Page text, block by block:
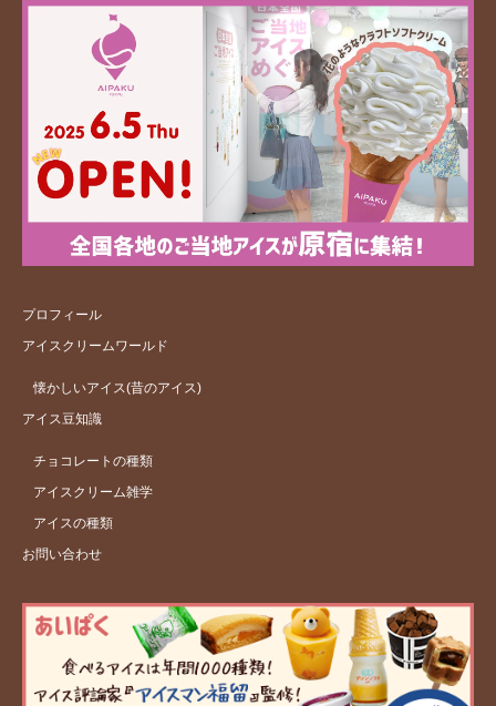
プロフィール
アイスクリームワールド
懐かしいアイス(昔のアイス)
アイス豆知識
チョコレートの種類
アイスクリーム雑学
アイスの種類
お問い合わせ